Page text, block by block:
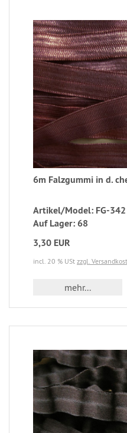
6m Falzgummi in d.
Artikel/Model: FG-342
Auf Lager: 68
3,30 EUR
incl. 20 % USt zzgl.
mehr...